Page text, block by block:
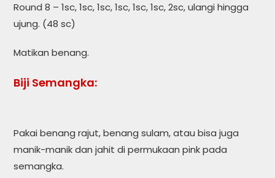
Round 8 – 1sc, 1sc, 1sc, 1sc, 1sc, 1sc, 2sc, ulangi hingga
ujung. (48 sc)
Matikan benang.
Biji Semangka:
Pakai benang rajut, benang sulam, atau bisa juga
manik-manik dan jahit di permukaan pink pada
semangka.